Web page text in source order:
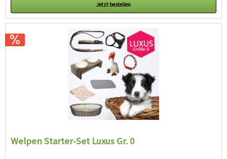
Jetzt bestellen
Welpen Starter-Set Luxus Gr. 0